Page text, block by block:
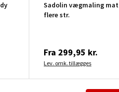
Sadolin vægmaling mat
flere str.
Fra 299,95 kr.
Lev. omk. tillægges